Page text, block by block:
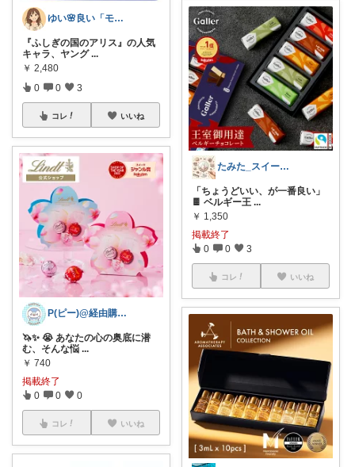
ゆい🌸良い「モノ」で生活を少し楽に✨
『ふしぎの国のアリス』の人気
キャラ、ヤング ...
￥ 2,480
0 0 3
コレ いいね
P(ピー)@経由購入します！
🦄✨ 😭 あなたの心の奥底に潜
む、そんな悩 ...
￥ 740
掲載終了
0 0 0
コレ いいね
たみた_スイーツから役立ちグッズまで
「ちょうどいい、が一番良い」
🍫 ベルギー王 ...
￥ 1,350
掲載終了
0 0 3
コレ いいね